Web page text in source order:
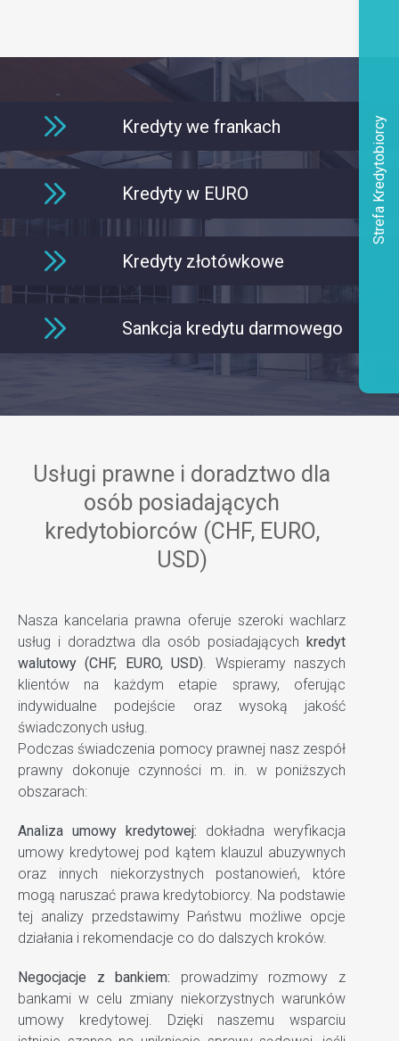
Strefa Kredytobiorcy
Kredyty we frankach
Kredyty w EURO
Kredyty złotówkowe
Sankcja kredytu darmowego
Usługi prawne i doradztwo dla
osób posiadających
kredytobiorców (CHF, EURO,
USD)
Nasza kancelaria prawna oferuje szeroki wachlarz
usług i doradztwa dla osób posiadających kredyt
walutowy (CHF, EURO, USD) . Wspieramy naszych
klientów na każdym etapie sprawy, oferując
indywidualne podejście oraz wysoką jakość
świadczonych usług.
Podczas świadczenia pomocy prawnej nasz zespół
prawny dokonuje czynności m. in. w poniższych
obszarach:
Analiza umowy kredytowej: dokładna weryfikacja
umowy kredytowej pod kątem klauzul abuzywnych
oraz innych niekorzystnych postanowień, które
mogą naruszać prawa kredytobiorcy. Na podstawie
tej analizy przedstawimy Państwu możliwe opcje
działania i rekomendacje co do dalszych kroków.
Negocjacje z bankiem: prowadzimy rozmowy z
bankami w celu zmiany niekorzystnych warunków
umowy kredytowej. Dzięki naszemu wsparciu